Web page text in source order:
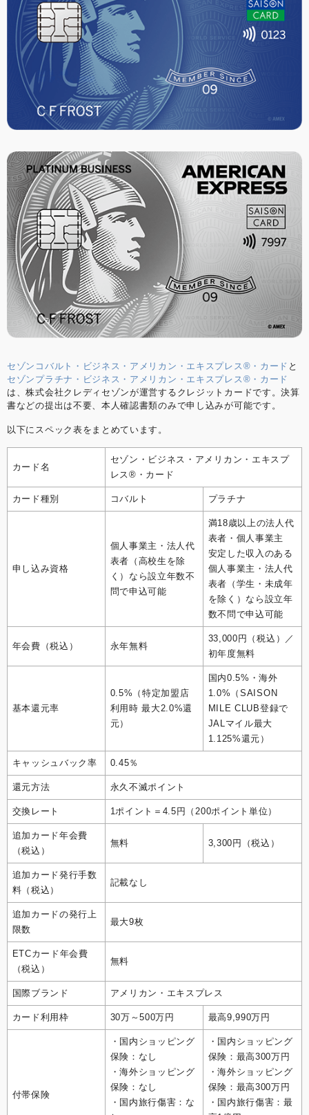
セゾンコバルト・ビジネス・アメリカン・エキスプレス®・カード と
セゾンプラチナ・ビジネス・アメリカン・エキスプレス®・カード
は、株式会社クレディセゾンが運営するクレジットカードです。決算
書などの提出は不要、本人確認書類のみで申し込みが可能です。
以下にスペック表をまとめています。
カード名
セゾン・ビジネス・アメリカン・エキスプ
レス®・カード
カード種別 コバルト プラチナ
申し込み資格
個人事業主・法人代
表者（高校生を除
く）なら設立年数不
問で申込可能
満18歳以上の法人代
表者・個人事業主
安定した収入のある
個人事業主・法人代
表者（学生・未成年
を除く）なら設立年
数不問で申込可能
年会費（税込） 永年無料
33,000円（税込）／
初年度無料
基本還元率
0.5%（特定加盟店
利用時 最大2.0%還
元）
国内0.5%・海外
1.0%（SAISON
MILE CLUB登録で
JALマイル最大
1.125%還元）
キャッシュバック率 0.45％
還元方法 永久不滅ポイント
交換レート 1ポイント＝4.5円（200ポイント単位）
追加カード年会費
（税込）
無料 3,300円（税込）
追加カード発行手数
料（税込）
記載なし
追加カードの発行上
限数
最大9枚
ETCカード年会費
（税込）
無料
国際ブランド アメリカン・エキスプレス
カード利用枠 30万～500万円 最高9,990万円
付帯保険
・国内ショッピング
保険：なし
・海外ショッピング
保険：なし
・国内旅行傷害：な
・国内ショッピング
保険：最高300万円
・海外ショッピング
保険：最高300万円
・国内旅行傷害：最